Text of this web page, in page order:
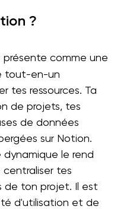
?
présente comme une
tout-en-un
tes ressources. Ta
de projets, tes
de données
sur Notion.
le rend
tes
de ton projet. Il est
d'utilisation et de